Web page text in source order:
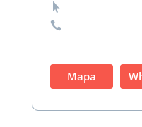


Mapa